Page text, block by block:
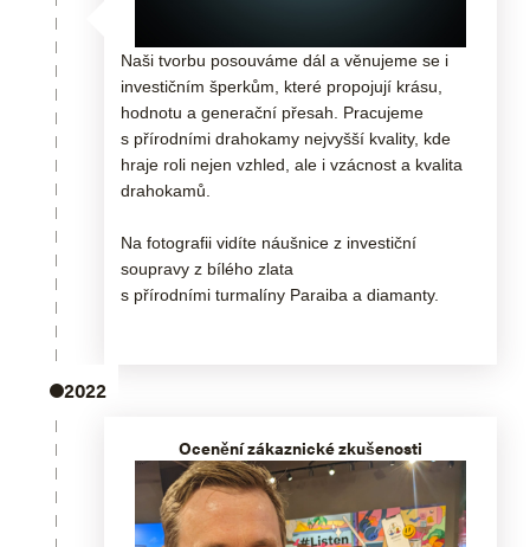
Naši tvorbu posouváme dál a věnujeme se i
investičním šperkům, které propojují krásu,
hodnotu a generační přesah. Pracujeme
s přírodními drahokamy nejvyšší kvality, kde
hraje roli nejen vzhled, ale i vzácnost a kvalita
drahokamů.
Na fotografii vidíte náušnice z investiční
soupravy z bílého zlata
s přírodními turmalíny Paraiba a diamanty.
2022
Ocenění zákaznické zkušenosti